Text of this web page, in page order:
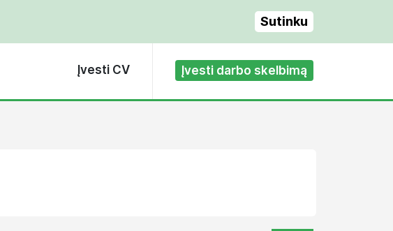
Sutinku
Įvesti CV Įvesti darbo skelbimą